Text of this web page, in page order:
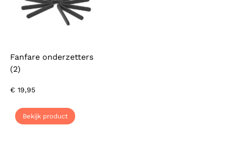
Fanfare onderzetters
(2)
€ 19,95
Bekijk product